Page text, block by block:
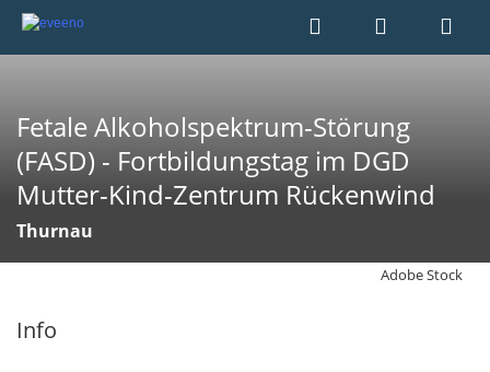
Fetale Alkoholspektrum-Störung
(FASD) - Fortbildungstag im DGD
Mutter-Kind-Zentrum Rückenwind
Thurnau
Adobe Stock
Info